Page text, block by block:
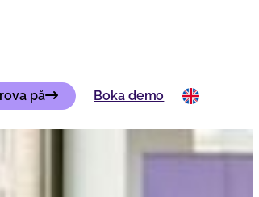
på Boka demo